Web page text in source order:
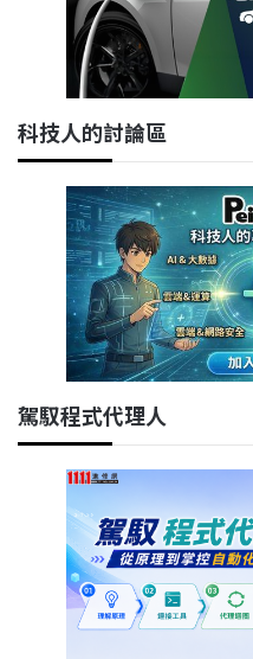
科技人的討論區
駕馭程式代理人